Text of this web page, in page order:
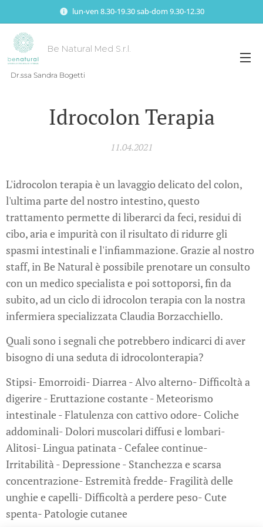
lun-ven 8.30-19.30 sab-dom 9.30-12.30
Be Natural Med S.r.l.
Dr.ssa Sandra Bogetti
Idrocolon Terapia
11.04.2021
L'idrocolon terapia è un lavaggio delicato del colon,
l'ultima parte del nostro intestino, questo
trattamento permette di liberarci da feci, residui di
cibo, aria e impurità con il risultato di ridurre gli
spasmi intestinali e l'infiammazione. Grazie al nostro
staff, in Be Natural è possibile prenotare un consulto
con un medico specialista e poi sottoporsi, fin da
subito, ad un ciclo di idrocolon terapia con la nostra
infermiera specializzata Claudia Borzacchiello.
Quali sono i segnali che potrebbero indicarci di aver
bisogno di una seduta di idrocolonterapia?
Stipsi- Emorroidi- Diarrea - Alvo alterno- Difficoltà a
digerire - Eruttazione costante - Meteorismo
intestinale - Flatulenza con cattivo odore- Coliche
addominali- Dolori muscolari diffusi e lombari-
Alitosi- Lingua patinata - Cefalee continue-
Irritabilità - Depressione - Stanchezza e scarsa
concentrazione- Estremità fredde- Fragilità delle
unghie e capelli- Difficoltà a perdere peso- Cute
spenta- Patologie cutanee